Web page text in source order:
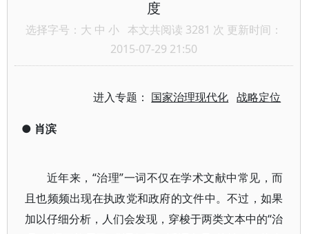
度
选择字号： 大 中 小 本文共阅读 3281 次 更新时间：
2015-07-29 21:50
进入专题： 国家治理现代化 战略定位
● 肖滨
近年来，“治理”一词不仅在学术文献中常见，而
且也频频出现在执政党和政府的文件中。不过，如果
加以仔细分析，人们会发现，穿梭于两类文本中的“治